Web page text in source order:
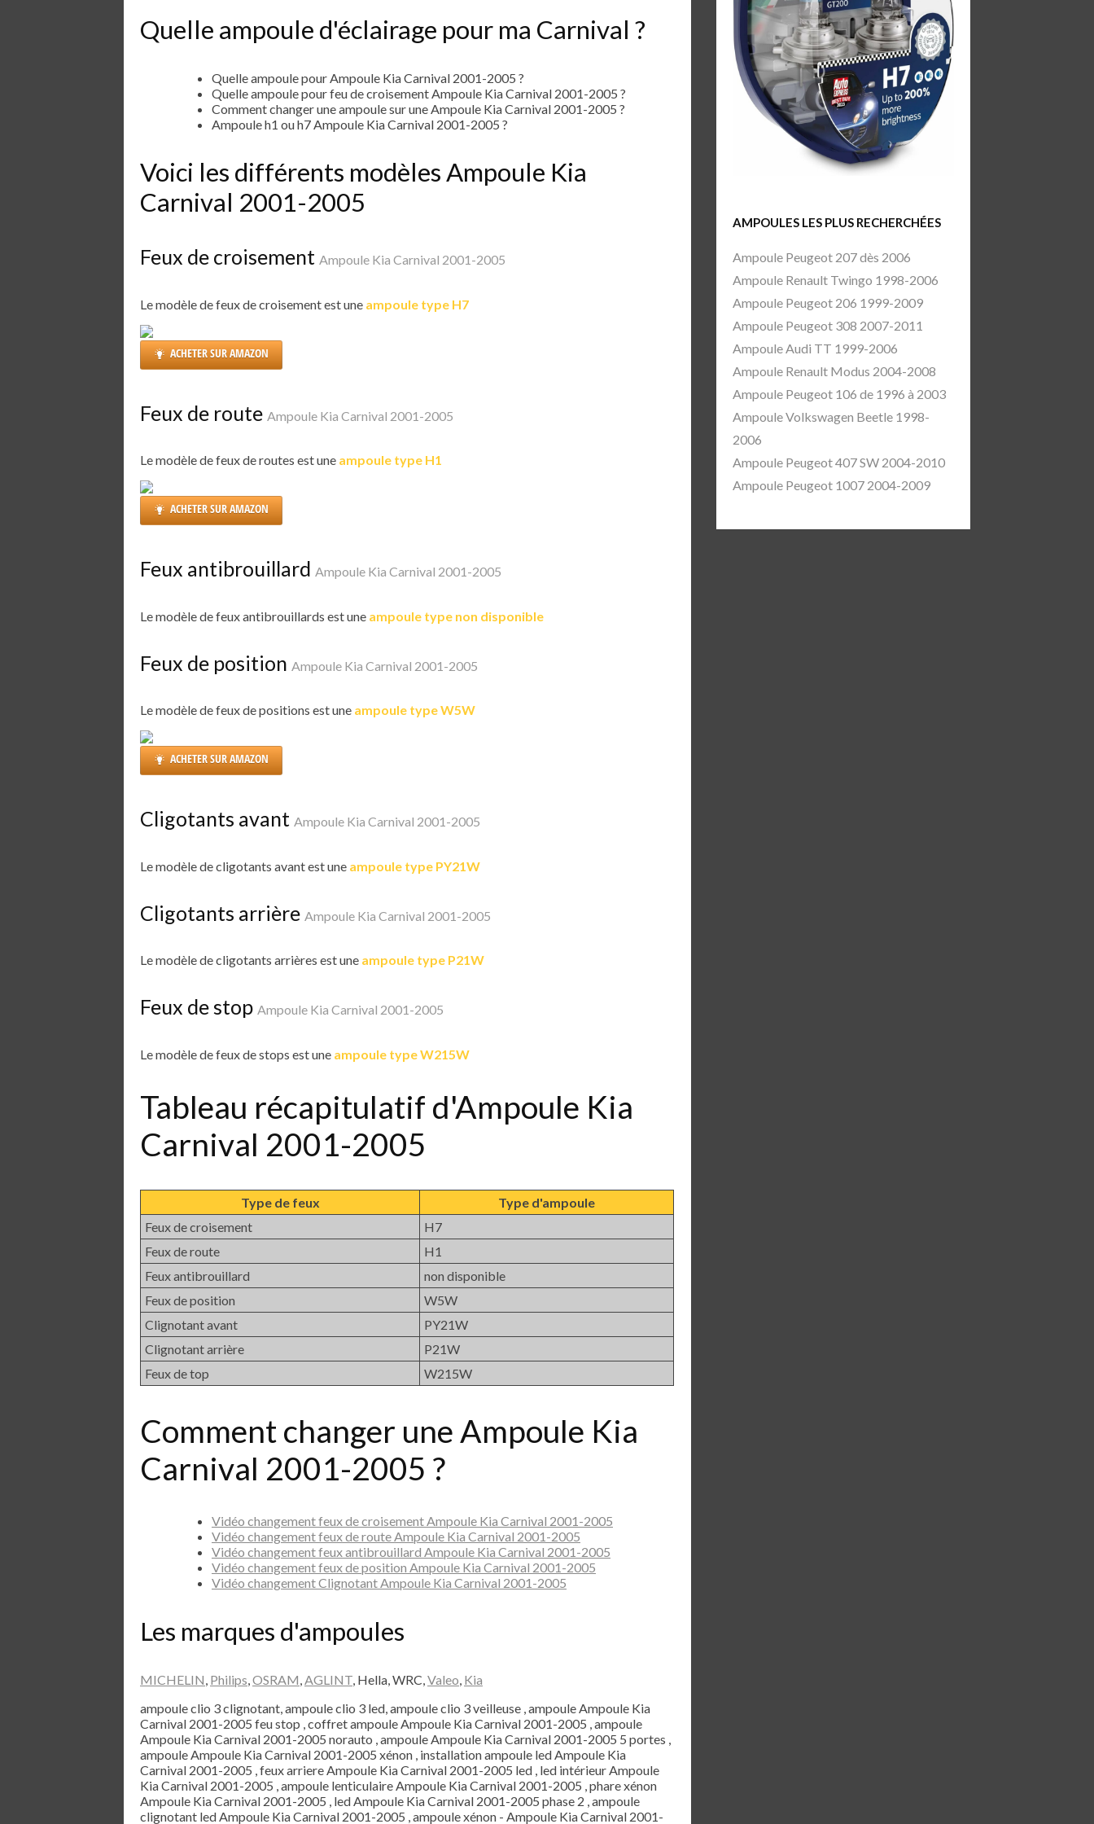
Quelle ampoule d'éclairage pour ma Carnival ?
Quelle ampoule pour Ampoule Kia Carnival 2001-2005 ?
Quelle ampoule pour feu de croisement Ampoule Kia Carnival 2001-2005 ?
Comment changer une ampoule sur une Ampoule Kia Carnival 2001-2005 ?
Ampoule h1 ou h7 Ampoule Kia Carnival 2001-2005 ?
Voici les différents modèles Ampoule Kia
Carnival 2001-2005
Feux de croisement Ampoule Kia Carnival 2001-2005
Le modèle de feux de croisement est une ampoule type H7
ACHETER SUR AMAZON
Feux de route Ampoule Kia Carnival 2001-2005
Le modèle de feux de routes est une ampoule type H1
ACHETER SUR AMAZON
Feux antibrouillard Ampoule Kia Carnival 2001-2005
Le modèle de feux antibrouillards est une ampoule type non disponible
Feux de position Ampoule Kia Carnival 2001-2005
Le modèle de feux de positions est une ampoule type W5W
ACHETER SUR AMAZON
Cligotants avant Ampoule Kia Carnival 2001-2005
Le modèle de cligotants avant est une ampoule type PY21W
Cligotants arrière Ampoule Kia Carnival 2001-2005
Le modèle de cligotants arrières est une ampoule type P21W
Feux de stop Ampoule Kia Carnival 2001-2005
Le modèle de feux de stops est une ampoule type W215W
Tableau récapitulatif d'Ampoule Kia
Carnival 2001-2005
Type de feux
Type d'ampoule
Feux de croisement
H7
Feux de route
H1
Feux antibrouillard
non disponible
Feux de position
W5W
Clignotant avant
PY21W
Clignotant arrière
P21W
Feux de top
W215W
Comment changer une Ampoule Kia
Carnival 2001-2005 ?
Vidéo changement feux de croisement Ampoule Kia Carnival 2001-2005
Vidéo changement feux de route Ampoule Kia Carnival 2001-2005
Vidéo changement feux antibrouillard Ampoule Kia Carnival 2001-2005
Vidéo changement feux de position Ampoule Kia Carnival 2001-2005
Vidéo changement Clignotant Ampoule Kia Carnival 2001-2005
Les marques d'ampoules
MICHELIN, Philips,OSRAM,AGLINT, Hella, WRC,Valeo, Kia
ampoule clio 3 clignotant, ampoule clio 3 led, ampoule clio 3 veilleuse , ampoule Ampoule Kia
Carnival 2001-2005 feu stop , coffret ampoule Ampoule Kia Carnival 2001-2005 , ampoule
Ampoule Kia Carnival 2001-2005 norauto , ampoule Ampoule Kia Carnival 2001-2005 5 portes ,
ampoule Ampoule Kia Carnival 2001-2005 xénon , installation ampoule led Ampoule Kia
Carnival 2001-2005 , feux arriere Ampoule Kia Carnival 2001-2005 led , led intérieur Ampoule
Kia Carnival 2001-2005 , ampoule lenticulaire Ampoule Kia Carnival 2001-2005 , phare xénon
Ampoule Kia Carnival 2001-2005 , led Ampoule Kia Carnival 2001-2005 phase 2 , ampoule
clignotant led Ampoule Kia Carnival 2001-2005 , ampoule xénon - Ampoule Kia Carnival 2001-
AMPOULES LES PLUS RECHERCHÉES
Ampoule Peugeot 207 dès 2006
Ampoule Renault Twingo 1998-2006
Ampoule Peugeot 206 1999-2009
Ampoule Peugeot 308 2007-2011
Ampoule Audi TT 1999-2006
Ampoule Renault Modus 2004-2008
Ampoule Peugeot 106 de 1996 à 2003
Ampoule Volkswagen Beetle 1998-
2006
Ampoule Peugeot 407 SW 2004-2010
Ampoule Peugeot 1007 2004-2009